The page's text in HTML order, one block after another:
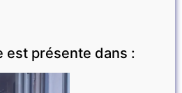
est présente dans :